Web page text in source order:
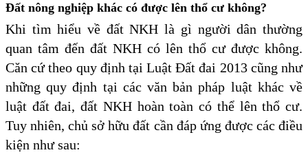
Đất nông nghiệp khác có được lên thổ cư không?
Khi tìm hiểu về đất NKH là gì người dân thường
quan tâm đến đất NKH có lên thổ cư được không.
Căn cứ theo quy định tại Luật Đất đai 2013 cũng như
những quy định tại các văn bản pháp luật khác về
luật đất đai, đất NKH hoàn toàn có thể lên thổ cư.
Tuy nhiên, chủ sở hữu đất cần đáp ứng được các điều
kiện như sau: